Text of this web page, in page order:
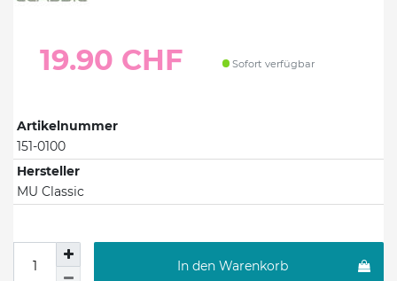
19.90 CHF Sofort verfügbar
Artikelnummer
151-0100
Hersteller
MU Classic
In den Warenkorb